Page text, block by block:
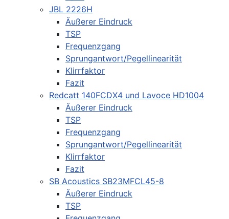
JBL 2226H
Äußerer Eindruck
TSP
Frequenzgang
Sprungantwort/Pegellinearität
Klirrfaktor
Fazit
Redcatt 140FCDX4 und Lavoce HD1004
Äußerer Eindruck
TSP
Frequenzgang
Sprungantwort/Pegellinearität
Klirrfaktor
Fazit
SB Acoustics SB23MFCL45-8
Äußerer Eindruck
TSP